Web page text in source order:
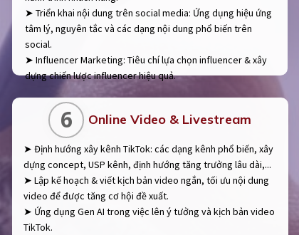
➤ Triển khai nội dung trên social media: Ứng dụng hiệu ứng
tâm lý, nguyên tắc và các dạng nội dung phổ biến trên
social.
➤ Influencer Marketing: Tiêu chí lựa chọn influencer & xây
dựng chiến lược influencer hiệu quả.
Online Video & Livestream
➤ Định hướng xây kênh TikTok: các dạng kênh phổ biến, xây
dựng concept, USP kênh, định hướng tăng trưởng lâu dài,...
➤ Lập kế hoạch & viết kịch bản video ngắn, tối ưu nội dung
video để được tăng cơ hội đề xuất.
➤ Ứng dụng Gen AI trong việc lên ý tưởng và kịch bản video
TikTok.
6